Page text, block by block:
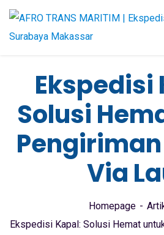
Ekspedisi
Solusi
Via
Homepage
Ekspedisi Kapal: Solusi Hemat